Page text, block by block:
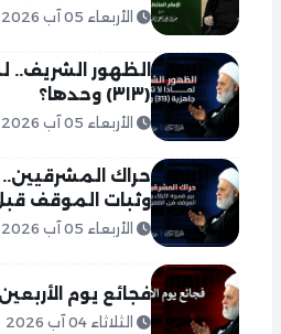
الأربعاء 05 آب 2026
الظهور الشريف..
(٣١٣) وحدها؟
الأربعاء 05 آب 2026
حراك المشرقيين..
وثبات الموقف
الأربعاء 05 آب 2026
فجائع يوم الأربعين
الثلاثاء 04 آب 2026